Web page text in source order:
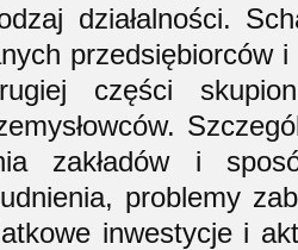
działalności.
przedsiębiorców
części
zakładów i
problemy
inwestycje i